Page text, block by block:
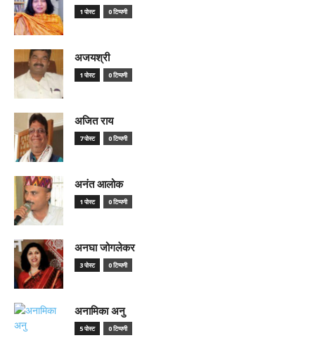
1 पोस्ट 0 टिप्पणी
अजयश्री
1 पोस्ट 0 टिप्पणी
अजित राय
7 पोस्ट 0 टिप्पणी
अनंत आलोक
1 पोस्ट 0 टिप्पणी
अनघा जोगलेकर
3 पोस्ट 0 टिप्पणी
अनामिका अनु
5 पोस्ट 0 टिप्पणी